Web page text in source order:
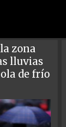
zona
lluvias
de frío